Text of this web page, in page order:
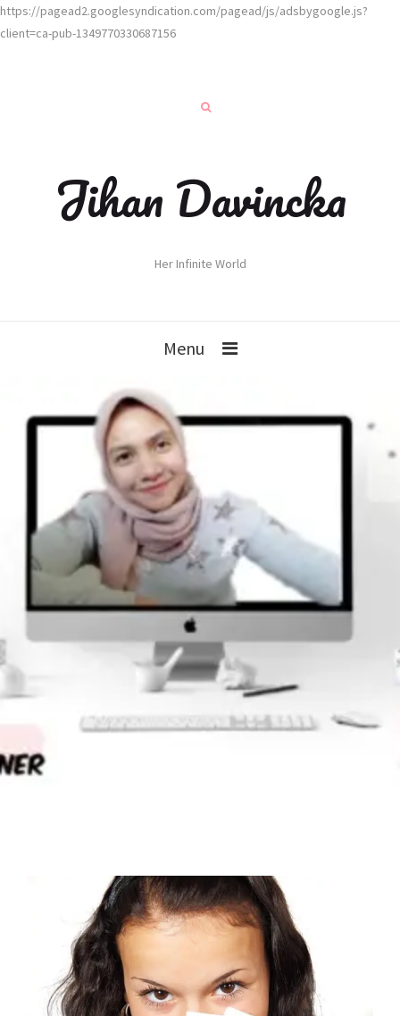
https://pagead2.googlesyndication.com/pagead/js/adsbygoogle.js?
client=ca-pub-1349770330687156
Jihan Davincka
Her Infinite World
Menu